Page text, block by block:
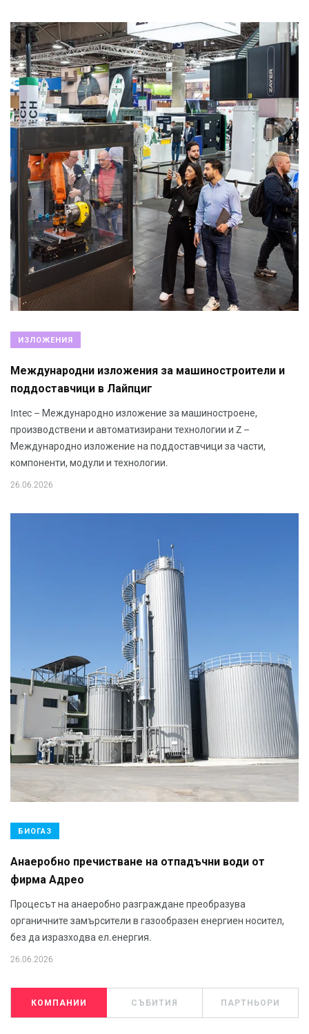
ИЗЛОЖЕНИЯ
Международни изложения за машиностроители и
поддоставчици в Лайпциг
Intec – Международно изложение за машиностроене,
производствени и автоматизирани технологии и Z –
Международно изложение на поддоставчици за части,
компоненти, модули и технологии.
26.06.2026
БИОГАЗ
Анаеробно пречистване на отпадъчни води от
фирма Адрео
Процесът на анаеробно разграждане преобразува
органичните замърсители в газообразен енергиен носител,
без да изразходва ел.енергия.
26.06.2026
КОМПАНИИ СЪБИТИЯ ПАРТНЬОРИ